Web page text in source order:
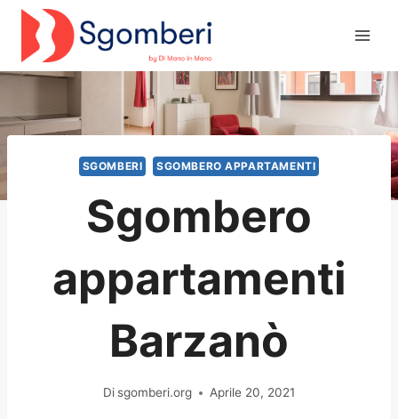
Salta
contenuto
SGOMBERI SGOMBERO APPARTAMENTI
Sgombero
appartamenti
Barzanò
Di sgomberi.org Aprile 20, 2021